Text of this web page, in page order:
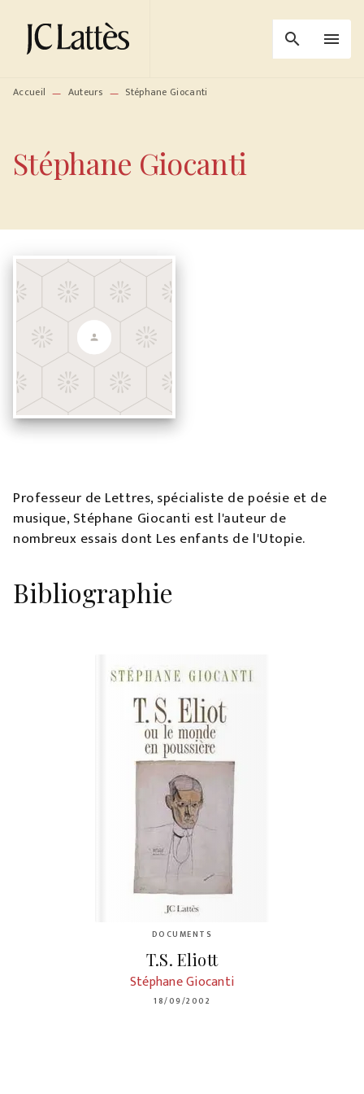
MENU RECHERCHE
PIED DE PAGE
search menu
Accueil — Auteurs — Stéphane Giocanti
Stéphane Giocanti
Professeur de Lettres, spécialiste de poésie et de
musique, Stéphane Giocanti est l'auteur de
nombreux essais dont Les enfants de l'Utopie.
Bibliographie
DOCUMENTS
T.S. Eliott
Stéphane Giocanti
18/09/2002